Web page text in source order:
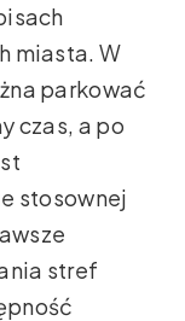
miasta. W
parkować
czas, a po
stosownej
stref